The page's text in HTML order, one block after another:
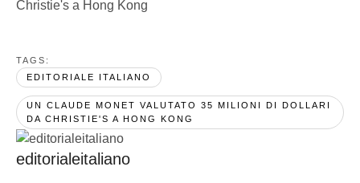
TAGS:
EDITORIALE ITALIANO
UN CLAUDE MONET VALUTATO 35 MILIONI DI DOLLARI
DA CHRISTIE'S A HONG KONG
editorialeitaliano